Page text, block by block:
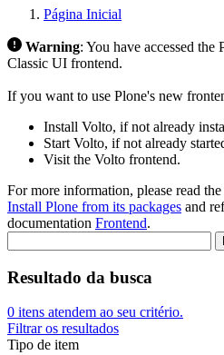
Página Inicial
Warning: You have accessed the
Classic UI frontend.
If you want to use Plone's new
Install Volto, if not already
Start Volto, if not already
Visit the Volto frontend.
For more information, please read
Install Plone from its packages and
documentation Frontend.
Resultado da busca
0 itens atendem ao seu critério.
Filtrar os resultados
Tipo de item